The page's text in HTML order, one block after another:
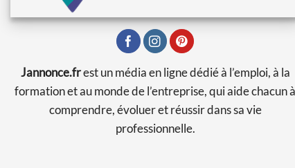
Jannonce.frest un média en ligne dédié à l’emploi, à la
formation et au monde de l’entreprise, qui aide chacun à
comprendre, évoluer et réussir dans sa vie
professionnelle.